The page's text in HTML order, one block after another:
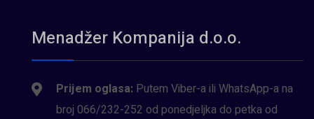
Menadžer Kompanija d.o.o.
Prijem oglasa: Putem Viber-a ili WhatsApp-a na
broj 066/232-252 od ponedjeljka do petka od